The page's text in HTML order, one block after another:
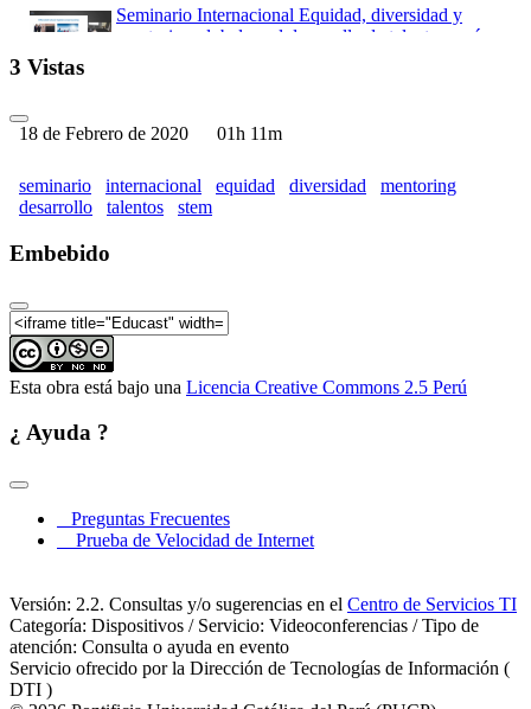
Seminario Internacional Equidad, diversidad y
mentoring global en el desarrollo de talentos en áreas
3 Vistas
18 de Febrero de 2020 01h 11m
seminario internacional equidad diversidad
mentoring
desarrollo
talentos stem
Embebido
Esta obra está bajo una Licencia Creative Commons 2.5 Perú
¿ Ayuda ?
Preguntas Frecuentes
Prueba de Velocidad de Internet
Versión: 2.2. Consultas y/o sugerencias en el Centro de Servicios TI
Categoría: Dispositivos / Servicio: Videoconferencias / Tipo de
atención: Consulta o ayuda en evento
Servicio ofrecido por la Dirección de Tecnologías de Información (
DTI )